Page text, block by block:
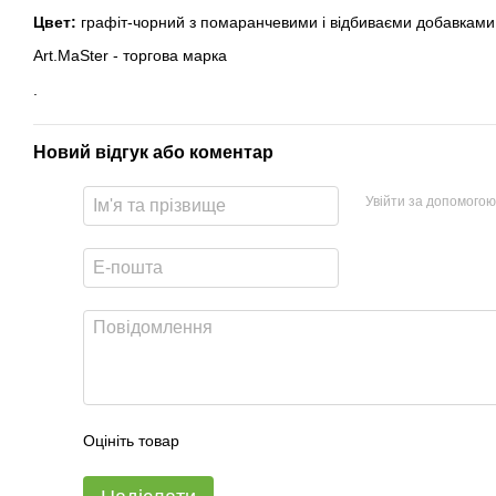
Цвет: графіт-чорний з помаранчевими і відбиваєми
Art.MaSter - торгова марка
Новий відгук або коментар
Увійти за допомогою
Оцініть товар